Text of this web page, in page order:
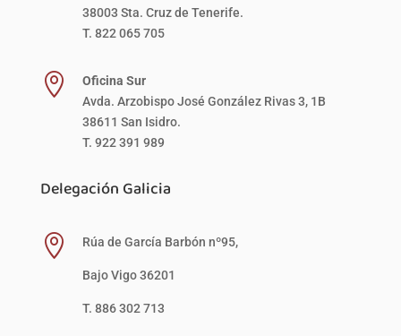
38003 Sta. Cruz de Tenerife.
T. 822 065 705

Oficina Sur
Avda. Arzobispo José González Rivas 3, 1B
38611 San Isidro.
T. 922 391 989
Delegación Galicia
 Rúa de García Barbón nº95,
Bajo Vigo 36201
T. 886 302 713